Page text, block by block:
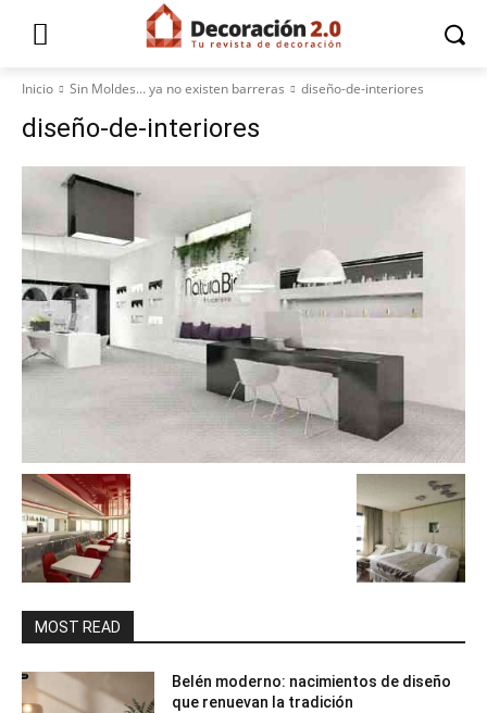
Inicio Sin Moldes… ya no existen barreras diseño-de-interiores
diseño-de-interiores
MOST READ
Belén moderno: nacimientos de diseño
que renuevan la tradición